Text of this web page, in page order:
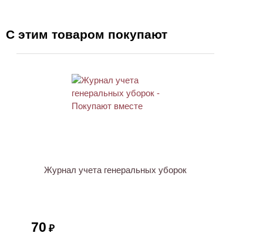
С этим товаром покупают
Журнал учета генеральных уборок
70 ₽